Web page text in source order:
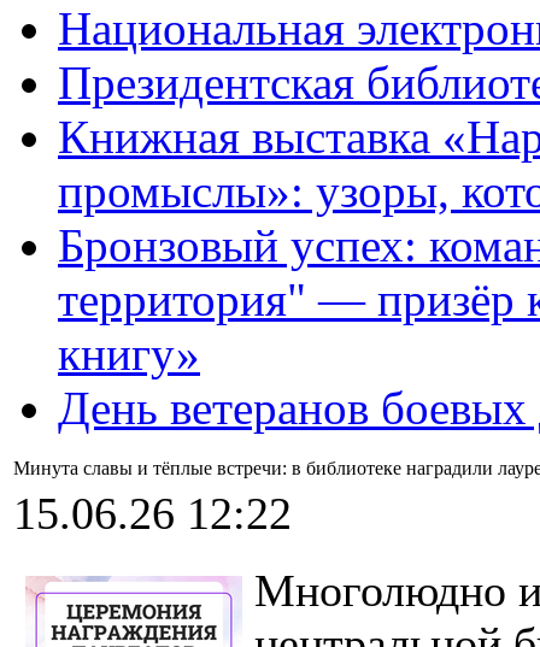
Национальная
Президентская
Книжная выставка
промыслы»: узоры,
Бронзовый успех:
территория" — призёр
книгу»
День ветеранов
Минута славы и тёплые встречи: в библиотеке наградили
15.06.26 12:22
Многолюдно